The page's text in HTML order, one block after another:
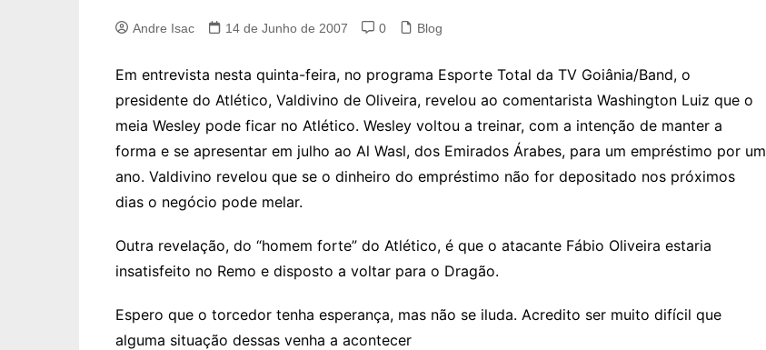
Andre Isac 14 de Junho de 2007 0 Blog
Em entrevista nesta quinta-feira, no programa Esporte Total da TV Goiânia/Band, o
presidente do Atlético, Valdivino de Oliveira, revelou ao comentarista Washington Luiz que o
meia Wesley pode ficar no Atlético. Wesley voltou a treinar, com a intenção de manter a
forma e se apresentar em julho ao Al Wasl, dos Emirados Árabes, para um empréstimo por um
ano. Valdivino revelou que se o dinheiro do empréstimo não for depositado nos próximos
dias o negócio pode melar.
Outra revelação, do “homem forte” do Atlético, é que o atacante Fábio Oliveira estaria
insatisfeito no Remo e disposto a voltar para o Dragão.
Espero que o torcedor tenha esperança, mas não se iluda. Acredito ser muito difícil que
alguma situação dessas venha a acontecer